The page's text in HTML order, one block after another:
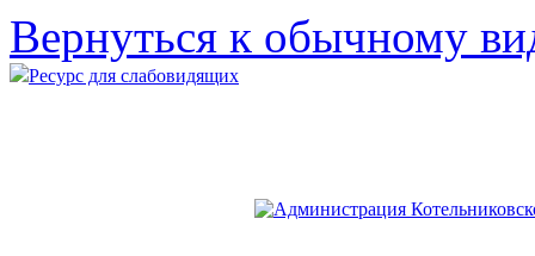
Вернуться к обычному
Ресурс для слабовидящих